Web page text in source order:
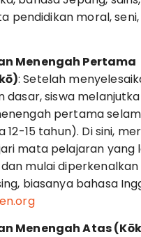
pendidikan moral,
Menengah Pertama
: Setelah
dasar, siswa
pertama
12-15 tahun). Di sini,
mata pelajaran yang
mulai
biasanya bahasa
Menengah Atas